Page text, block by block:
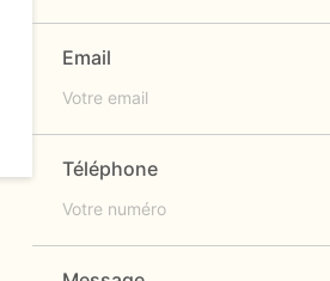
Email
Téléphone